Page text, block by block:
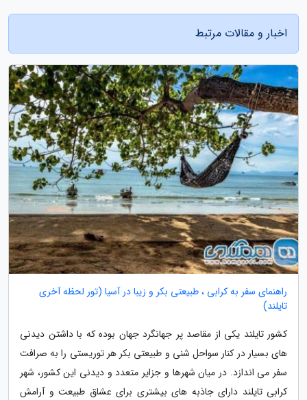
اخبار و مقالات مرتبط
راهنمای سفر به کرابی ، طبیعتی بکر و زیبا در آسیا (تور لحظه آخری
تایلند)
کشور تایلند یکی از مقاصد پر جهانگرد جهان بوده که با داشتن دیدنی
های بسیار در کنار سواحل شنی و طبیعتی بکر هر توریستی را به صرافت
سفر می اندازد. در میان شهرها و جزایر متعدد و دیدنی این کشور، شهر
کرابی تایلند دارای جاذبه های بیشتری برای عشاق طبیعت و آرامش